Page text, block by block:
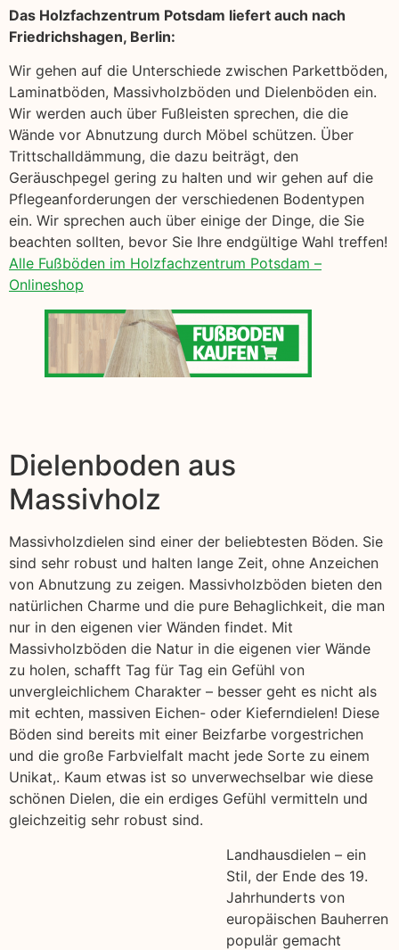
Das Holzfachzentrum Potsdam liefert auch nach
Friedrichshagen, Berlin:
Wir gehen auf die Unterschiede zwischen Parkettböden,
Laminatböden, Massivholzböden und Dielenböden ein.
Wir werden auch über Fußleisten sprechen, die die
Wände vor Abnutzung durch Möbel schützen. Über
Trittschalldämmung, die dazu beiträgt, den
Geräuschpegel gering zu halten und wir gehen auf die
Pflegeanforderungen der verschiedenen Bodentypen
ein. Wir sprechen auch über einige der Dinge, die Sie
beachten sollten, bevor Sie Ihre endgültige Wahl treffen!
Alle Fußböden im Holzfachzentrum Potsdam –
Onlineshop
Dielenboden aus
Massivholz
Massivholzdielen sind einer der beliebtesten Böden. Sie
sind sehr robust und halten lange Zeit, ohne Anzeichen
von Abnutzung zu zeigen. Massivholzböden bieten den
natürlichen Charme und die pure Behaglichkeit, die man
nur in den eigenen vier Wänden findet. Mit
Massivholzböden die Natur in die eigenen vier Wände
zu holen, schafft Tag für Tag ein Gefühl von
unvergleichlichem Charakter – besser geht es nicht als
mit echten, massiven Eichen- oder Kieferndielen! Diese
Böden sind bereits mit einer Beizfarbe vorgestrichen
und die große Farbvielfalt macht jede Sorte zu einem
Unikat,. Kaum etwas ist so unverwechselbar wie diese
schönen Dielen, die ein erdiges Gefühl vermitteln und
gleichzeitig sehr robust sind.
Landhausdielen – ein
Stil, der Ende des 19.
Jahrhunderts von
europäischen Bauherren
populär gemacht